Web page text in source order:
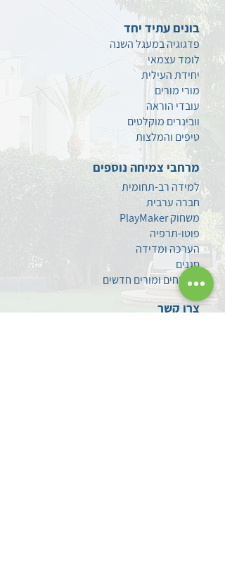
בונים עתיד יחד
פדגוגיה במעגל השנה
לומד עצמאי
יחידת העילית
מורי מורים
עובדי הוראה
וובינרים מוקלטים
טיפים והמלצות
מרחבי צמיחה נוספים
למידה רב-תחומית
חברה ערבית
משחוק PlayMaker
פוטו-תרפיה
הערכה ומדידה
סגנים
מתמחים ומורים חדשים
צרו קשר